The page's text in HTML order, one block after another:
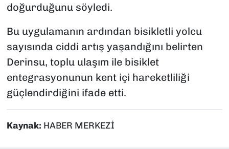
doğurduğunu söyledi.
Bu uygulamanın ardından bisikletli yolcu
sayısında ciddi artış yaşandığını belirten
Derinsu, toplu ulaşım ile bisiklet
entegrasyonunun kent içi hareketliliği
güçlendirdiğini ifade etti.
Kaynak: HABER MERKEZİ